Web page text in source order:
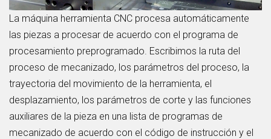
La máquina herramienta CNC procesa automáticamente
las piezas a procesar de acuerdo con el programa de
procesamiento preprogramado. Escribimos la ruta del
proceso de mecanizado, los parámetros del proceso, la
trayectoria del movimiento de la herramienta, el
desplazamiento, los parámetros de corte y las funciones
auxiliares de la pieza en una lista de programas de
mecanizado de acuerdo con el código de instrucción y el